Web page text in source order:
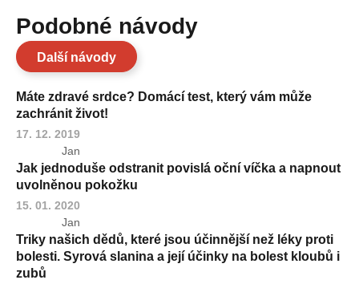
Podobné návody
Další návody
Máte zdravé srdce? Domácí test, který vám může
zachránit život!
17. 12. 2019
Jan
Jak jednoduše odstranit povislá oční víčka a napnout
uvolněnou pokožku
15. 01. 2020
Jan
Triky našich dědů, které jsou účinnější než léky proti
bolesti. Syrová slanina a její účinky na bolest kloubů i
zubů